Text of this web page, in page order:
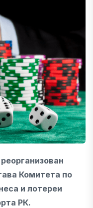
Комитета по
и лотереи
РК.